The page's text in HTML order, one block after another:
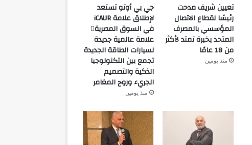
تعيين شريف مدحت
رئيسًا لقطاع الاتصال
المؤسسي بالمصرف
المتحد بخبرة تمتد لأكثر
من 18 عامًا
منذ يومين
جي بي أوتو تستعد
لإطلاق علامة iCAUR
في السوق المصرية
علامة عالمية جديدة
لسيارات الطاقة الجديدة
تجمع بين التكنولوجيا
الذكية والتصميم
الجريء وروح المغامر
منذ يومين